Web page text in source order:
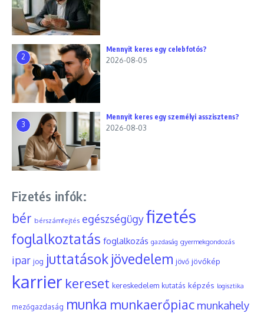
2
Mennyit keres egy celebfotós?
2026-08-05
3
Mennyit keres egy személyi asszisztens?
2026-08-03
Fizetés infók:
bér bérszámfejtés egészségügyfizetés
foglalkoztatás foglalkozás gazdaság gyermekgondozás
ipar jog juttatások jövedelem jövő jövőkép
karrier kereset kereskedelem kutatás képzés logisztika
mezőgazdaság munka munkaerőpiac munkahely